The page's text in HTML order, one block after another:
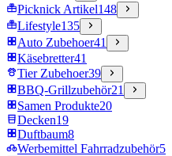
Picknick Artikel148
Lifestyle135
Auto Zubehoer41
Käsebretter41
Tier Zubehoer39
BBQ-Grillzubehör21
Samen Produkte20
Decken19
Duftbaum8
Werbemittel Fahrradzubehör5